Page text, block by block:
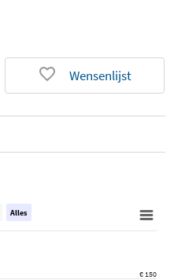
Wensenlijst
€ 150
Alles